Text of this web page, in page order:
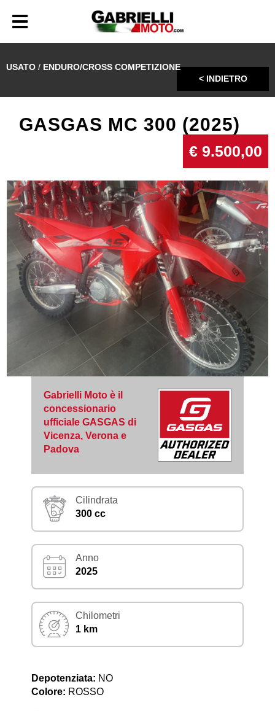
USATO / ENDURO/CROSS COMPETIZIONE
< INDIETRO
GASGAS MC 300 (2025)
€ 9.500,00
Gabrielli Moto è il
concessionario
ufficiale GASGAS di
Vicenza, Verona e
Padova
Cilindrata
300 cc
Anno
2025
Chilometri
1 km
Depotenziata: NO
Colore: ROSSO